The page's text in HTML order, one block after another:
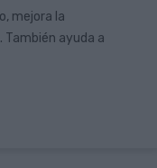
mejora la
ayuda a